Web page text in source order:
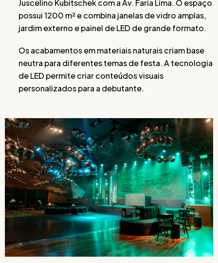
Juscelino Kubitschek com a Av. Faria Lima. O espaço
possui 1200 m² e combina janelas de vidro amplas,
jardim externo e painel de LED de grande formato.
Os acabamentos em materiais naturais criam base
neutra para diferentes temas de festa. A tecnologia
de LED permite criar conteúdos visuais
personalizados para a debutante.